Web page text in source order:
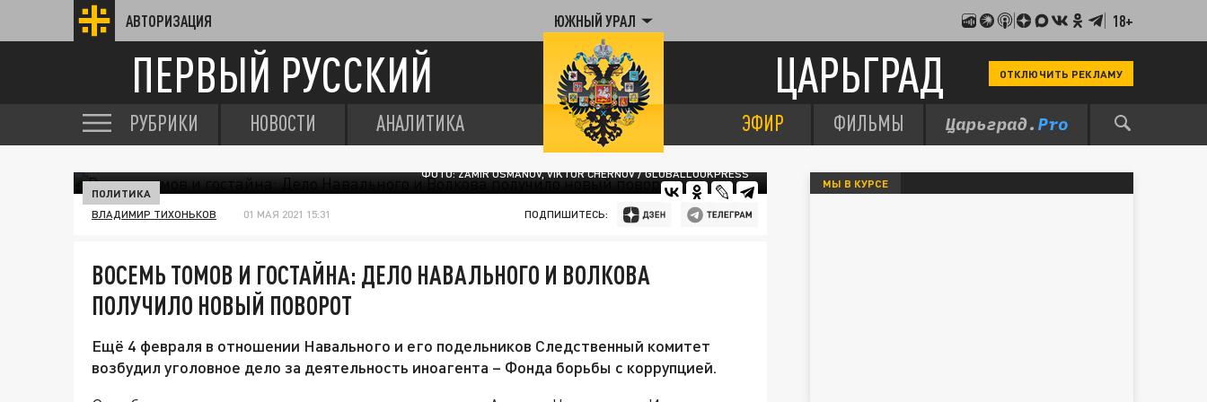
АВТОРИЗАЦИЯ ЮЖНЫЙ УРАЛ 18+
ПЕРВЫЙ РУССКИЙ ЦАРЬГРАД ОТКЛЮЧИТЬ РЕКЛАМУ
РУБРИКИ НОВОСТИ АНАЛИТИКА ЭФИР ФИЛЬМЫ
ФОТО: ZAMIR USMANOV, VIKTOR CHERNOV / GLOBALLOOKPRESS
ПОЛИТИКА
ВЛАДИМИР ТИХОНЬКОВ 01 МАЯ 2021 15:31 ПОДПИШИТЕСЬ:
ВОСЕМЬ ТОМОВ И ГОСТАЙНА: ДЕЛО НАВАЛЬНОГО И ВОЛКОВА
ПОЛУЧИЛО НОВЫЙ ПОВОРОТ
Ещё 4 февраля в отношении Навального и его подельников Следственный комитет
возбудил уголовное дело за деятельность иноагента – Фонда борьбы с коррупцией.
МЫ В КУРСЕ